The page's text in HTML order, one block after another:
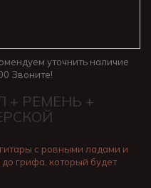
уточнить наличие
Звоните!
+ РЕМЕНЬ +
с ровными ладами и
грифа, который будет